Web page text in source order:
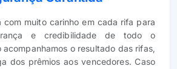
com muito carinho em cada rifa para
e credibilidade de todo o
acompanhamos o resultado das rifas,
dos prêmios aos vencedores. Caso